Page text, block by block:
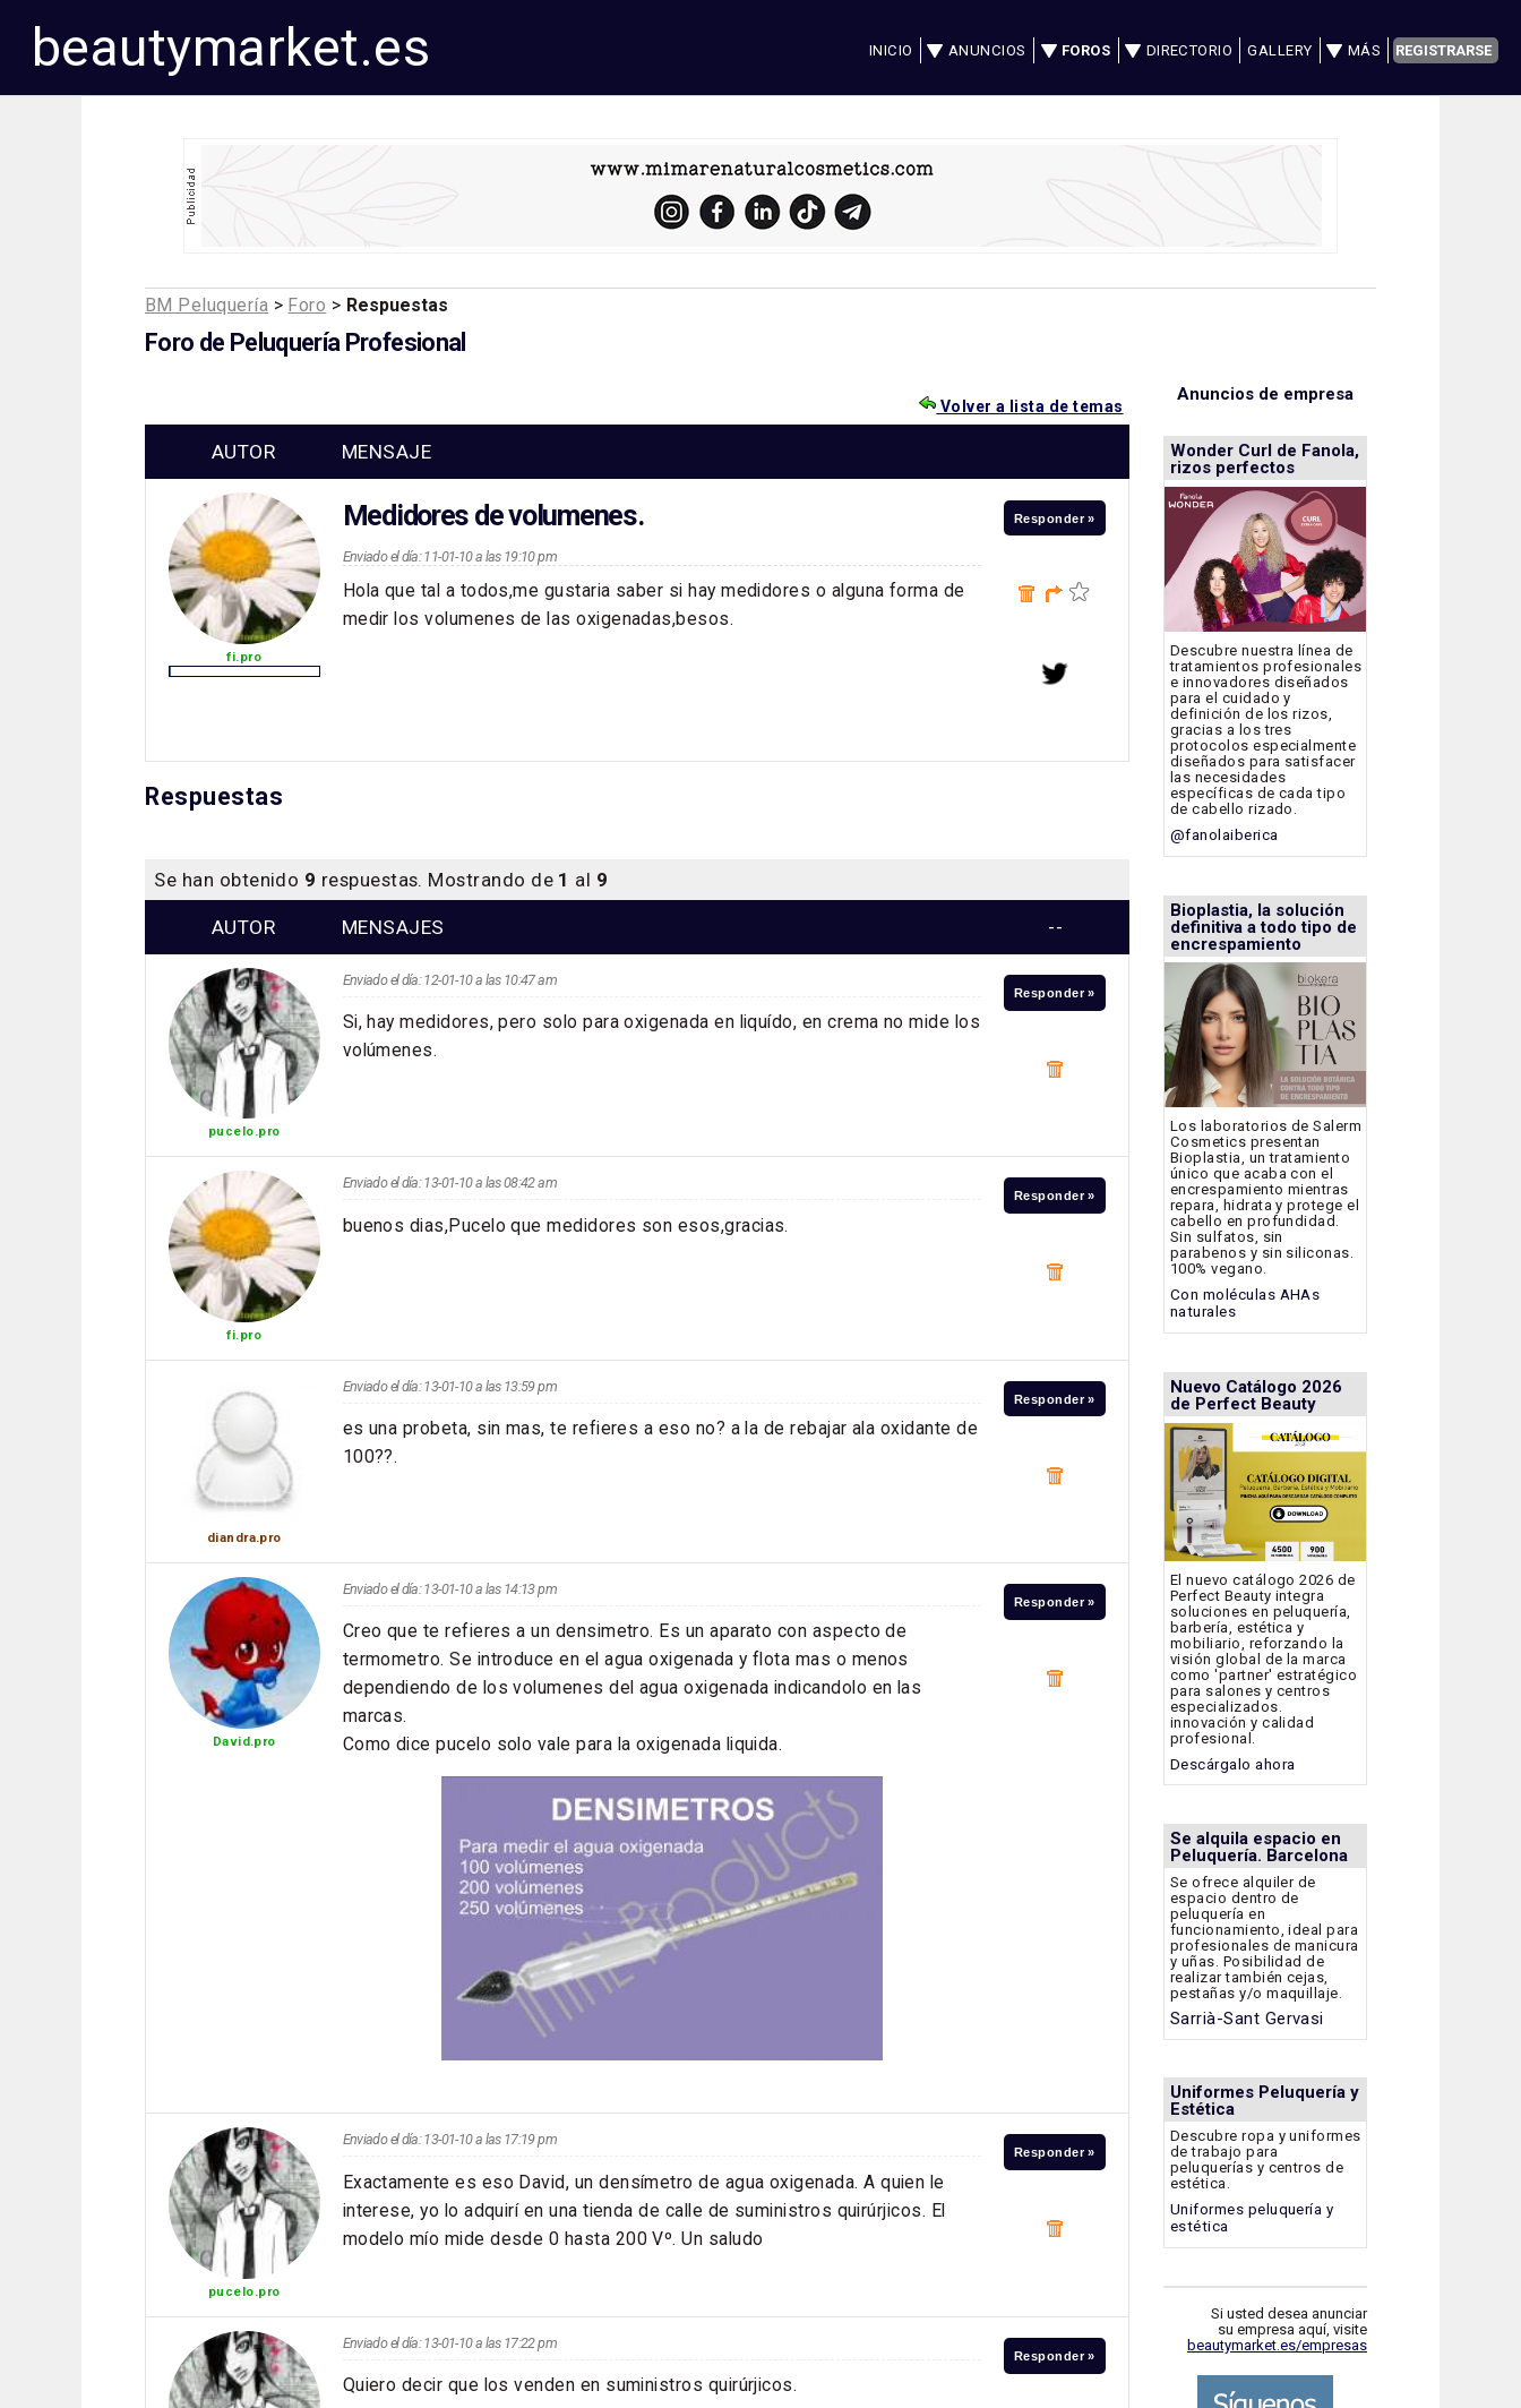
beautymarket.es INICIO ANUNCIOS FOROS DIRECTORIO GALLERY MÁS REGISTRARSE
BM Peluquería > Foro > Respuestas
Foro de Peluquería Profesional
Volver a lista de temas
AUTOR MENSAJE
fi.pro
Medidores de volumenes.
Enviado el día: 11-01-10 a las 19:10 pm
Hola que tal a todos,me gustaria saber si hay medidores o alguna forma de
medir los volumenes de las oxigenadas,besos.
Responder »
Respuestas
Se han obtenido 9 respuestas. Mostrando de 1 al 9
AUTOR MENSAJES --
pucelo.pro
Enviado el día: 12-01-10 a las 10:47 am
Si, hay medidores, pero solo para oxigenada en liquído, en crema no mide los
volúmenes.
Responder »
fi.pro
Enviado el día: 13-01-10 a las 08:42 am
buenos dias,Pucelo que medidores son esos,gracias.
Responder »
diandra.pro
Enviado el día: 13-01-10 a las 13:59 pm
es una probeta, sin mas, te refieres a eso no? a la de rebajar ala oxidante de
100??.
Responder »
David.pro
Enviado el día: 13-01-10 a las 14:13 pm
Creo que te refieres a un densimetro. Es un aparato con aspecto de
termometro. Se introduce en el agua oxigenada y flota mas o menos
dependiendo de los volumenes del agua oxigenada indicandolo en las
marcas.
Como dice pucelo solo vale para la oxigenada liquida.
Responder »
pucelo.pro
Enviado el día: 13-01-10 a las 17:19 pm
Exactamente es eso David, un densímetro de agua oxigenada. A quien le
interese, yo lo adquirí en una tienda de calle de suministros quirúrjicos. El
modelo mío mide desde 0 hasta 200 Vº. Un saludo
Responder »
Enviado el día: 13-01-10 a las 17:22 pm
Quiero decir que los venden en suministros quirúrjicos.
Responder »
Anuncios de empresa
Wonder Curl de Fanola,
rizos perfectos
Descubre nuestra línea de
tratamientos profesionales
e innovadores diseñados
para el cuidado y
definición de los rizos,
gracias a los tres
protocolos especialmente
diseñados para satisfacer
las necesidades
específicas de cada tipo
de cabello rizado.
@fanolaiberica
Bioplastia, la solución
definitiva a todo tipo de
encrespamiento
Los laboratorios de Salerm
Cosmetics presentan
Bioplastia, un tratamiento
único que acaba con el
encrespamiento mientras
repara, hidrata y protege el
cabello en profundidad.
Sin sulfatos, sin
parabenos y sin siliconas.
100% vegano.
Con moléculas AHAs
naturales
Nuevo Catálogo 2026
de Perfect Beauty
El nuevo catálogo 2026 de
Perfect Beauty integra
soluciones en peluquería,
barbería, estética y
mobiliario, reforzando la
visión global de la marca
como 'partner' estratégico
para salones y centros
especializados.
innovación y calidad
profesional.
Descárgalo ahora
Se alquila espacio en
Peluquería. Barcelona
Se ofrece alquiler de
espacio dentro de
peluquería en
funcionamiento, ideal para
profesionales de manicura
y uñas. Posibilidad de
realizar también cejas,
pestañas y/o maquillaje.
Sarrià-Sant Gervasi
Uniformes Peluquería y
Estética
Descubre ropa y uniformes
de trabajo para
peluquerías y centros de
estética.
Uniformes peluquería y
estética
Si usted desea anunciar
su empresa aquí, visite
beautymarket.es/empresas